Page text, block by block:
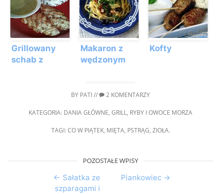
Grillowany
schab z
Makaron z
wędzonym
suszonymi
Kofty
BY PATI // 2 KOMENTARZY
KATEGORIA: DANIA GŁÓWNE, GRILL, RYBY I OWOCE MORZA
TAGI:CO W PIĄTEK, MIĘTA, PSTRĄG, ZIOŁA.
navigation
POZOSTAŁE WPISY
← Sałatka ze
szparagami i
Piankowiec →